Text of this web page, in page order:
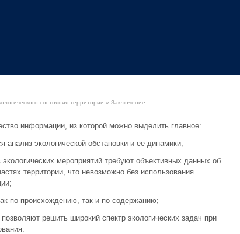
состояния территории » Заключение
информации, из которой можно выделить главное:
анализ экологической обстановки и ее динамики;
мероприятий требуют объективных данных об
территории, что невозможно без использования
по происхождению, так и по содержанию;
решить широкий спектр экологических задач при